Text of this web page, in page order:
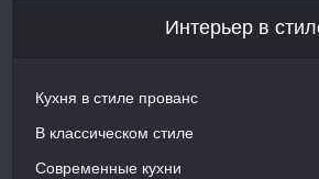
Интерьер в
Кухня в стиле прованс
В классическом стиле
Современные кухни